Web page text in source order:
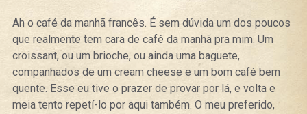
Ah o café da manhã francês. É sem dúvida um dos poucos
que realmente tem cara de café da manhã pra mim. Um
croissant, ou um brioche, ou ainda uma baguete,
companhados de um cream cheese e um bom café bem
quente. Esse eu tive o prazer de provar por lá, e volta e
meia tento repetí-lo por aqui também. O meu preferido,